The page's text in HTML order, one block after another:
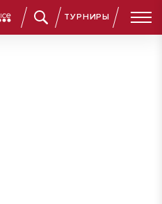
ТУРНИРЫ